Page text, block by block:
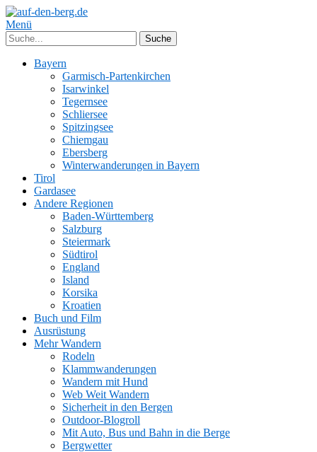
Menü
Bayern
Garmisch-Partenkirchen
Isarwinkel
Tegernsee
Schliersee
Spitzingsee
Chiemgau
Ebersberg
Winterwanderungen in Bayern
Tirol
Gardasee
Andere Regionen
Baden-Württemberg
Salzburg
Steiermark
Südtirol
England
Island
Korsika
Kroatien
Buch und Film
Ausrüstung
Mehr Wandern
Rodeln
Klammwanderungen
Wandern mit Hund
Web Weit Wandern
Sicherheit in den Bergen
Outdoor-Blogroll
Mit Auto, Bus und Bahn in die Berge
Bergwetter